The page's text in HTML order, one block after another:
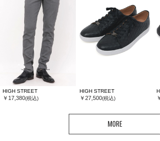
HIGH STREET
￥17,380(税込)
HIGH STREET
￥27,500(税込)
MORE